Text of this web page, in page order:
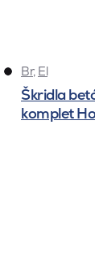
Br, El
Škridla
komplet